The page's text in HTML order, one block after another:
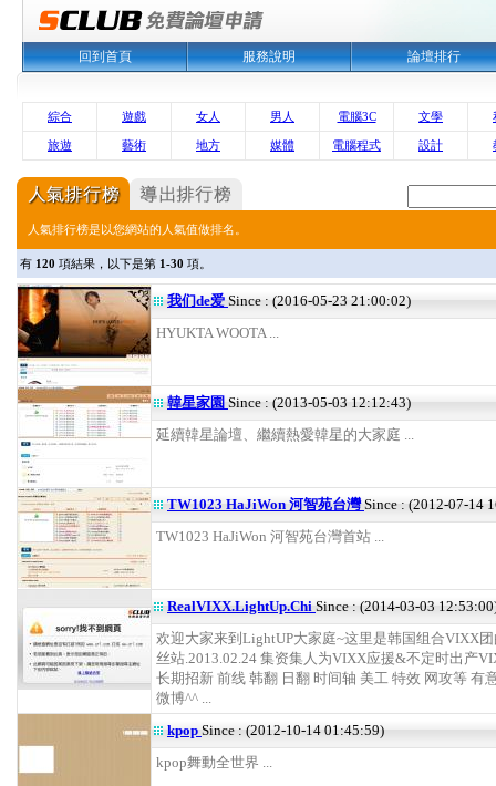
回到首頁 服務說明 論壇排行
綜合 遊戲 女人 男人 電腦3C 文學
旅遊 藝術 地方 媒體 電腦程式 設計
人氣排行榜是以您網站的人氣值做排名。
有 120 項結果，以下是第 1-30 項。
我们de爱 Since : (2016-05-23 21:00:02)
HYUKTA WOOTA ...
韓星家園 Since : (2013-05-03 12:12:43)
延續韓星論壇、繼續熱愛韓星的大家庭 ...
TW1023 HaJiWon 河智苑台灣Since : (2012-07-14
TW1023 HaJiWon 河智苑台灣首站 ...
RealVIXX.LightUp.Chi Since : (2014-03-03
欢迎大家来到LightUP大家庭~这里是韩国组合VIXX
丝站.2013.02.24 集资集人为VIXX应援&不定时出产
长期招新 前线 韩翻 日翻 时间轴 美工 特效 网攻等 有
微博^^ ...
kpop Since : (2012-10-14 01:45:59)
kpop舞動全世界 ...